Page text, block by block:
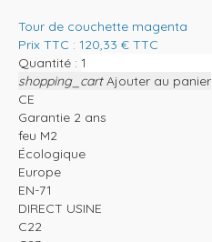
Tour de couchette magenta
Prix TTC : 120,33 € TTC
Quantité :
shopping_cart Ajouter au panier
CE
Garantie 2 ans
feu M2
Écologique
Europe
EN-71
DIRECT USINE
C22